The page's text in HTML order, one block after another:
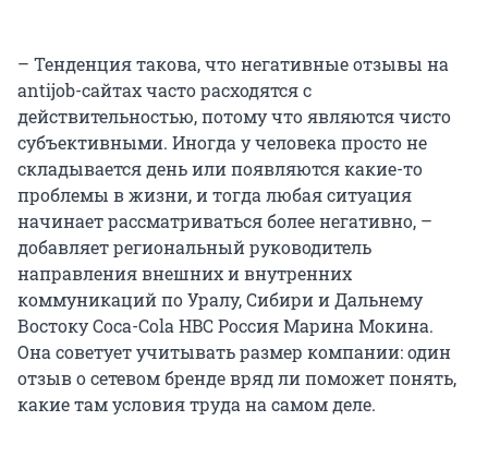
– Тенденция такова, что негативные отзывы на
antijob-сайтах часто расходятся с
действительностью, потому что являются чисто
субъективными. Иногда у человека просто не
складывается день или появляются какие-то
проблемы в жизни, и тогда любая ситуация
начинает рассматриваться более негативно, –
добавляет региональный руководитель
направления внешних и внутренних
коммуникаций по Уралу, Сибири и Дальнему
Востоку Coca-Cola HBC Россия Марина Мокина.
Она советует учитывать размер компании: один
отзыв о сетевом бренде вряд ли поможет понять,
какие там условия труда на самом деле.